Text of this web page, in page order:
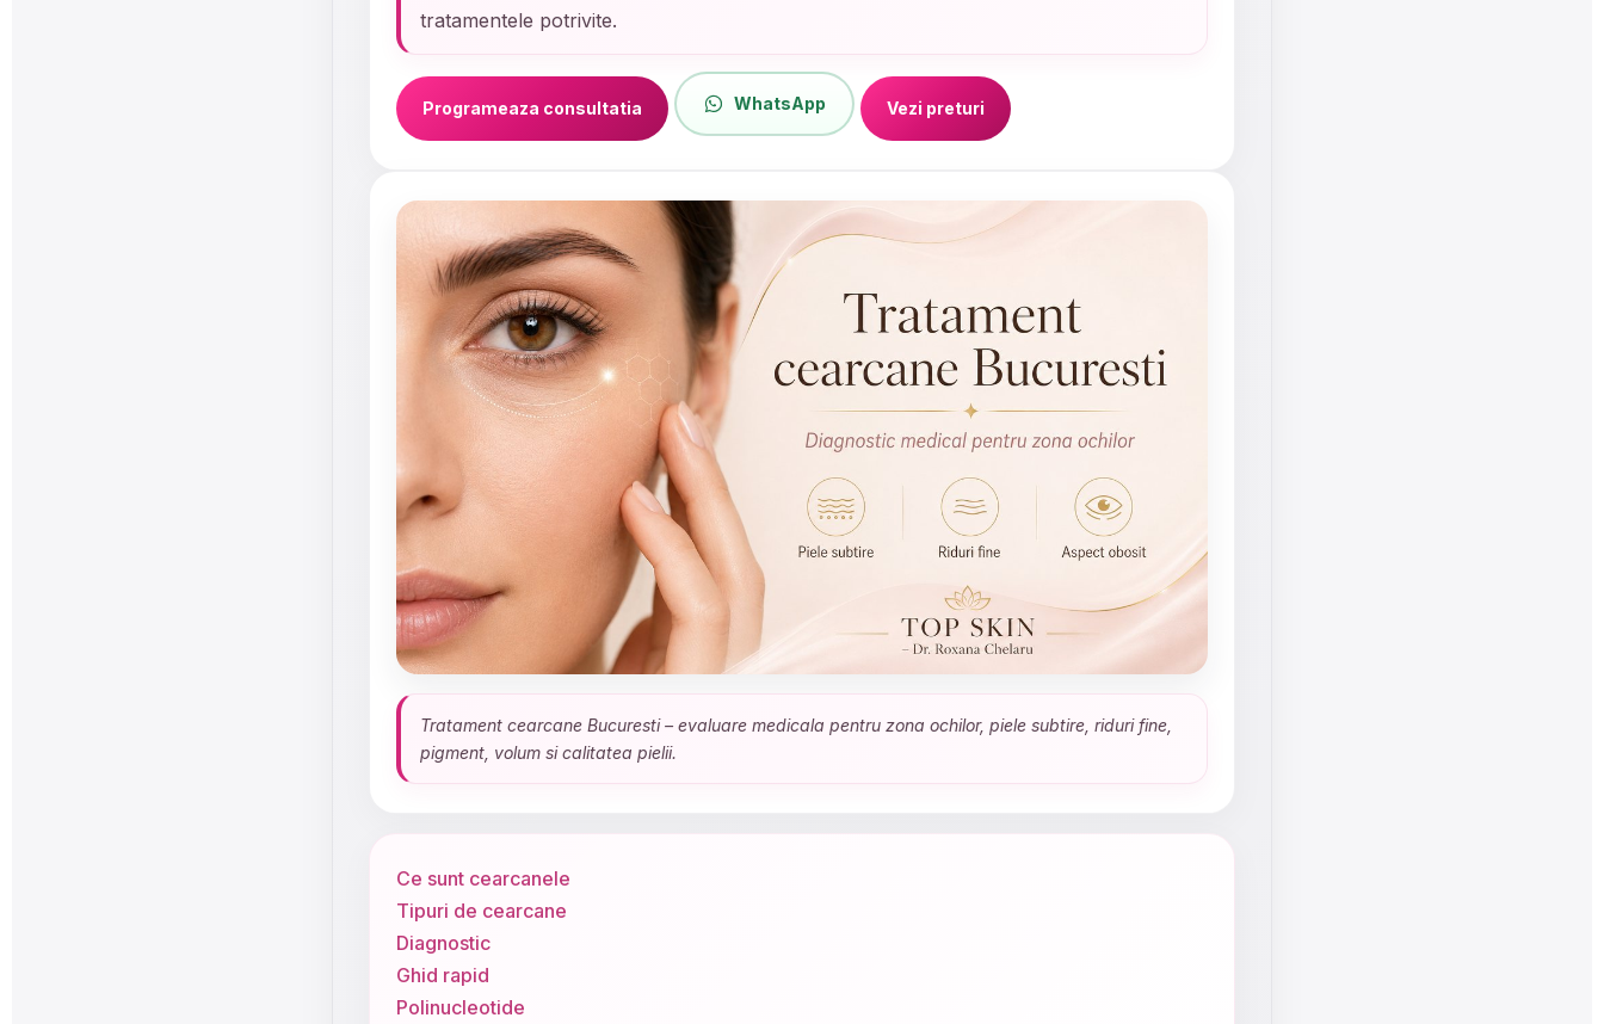
tratamentele potrivite.
Programeaza consultatia WhatsApp Vezi preturi
Tratament cearcane Bucuresti – evaluare medicala pentru zona ochilor, piele subtire, riduri fine,
pigment, volum si calitatea pielii.
Ce sunt cearcanele
Tipuri de cearcane
Diagnostic
Ghid rapid
Polinucleotide